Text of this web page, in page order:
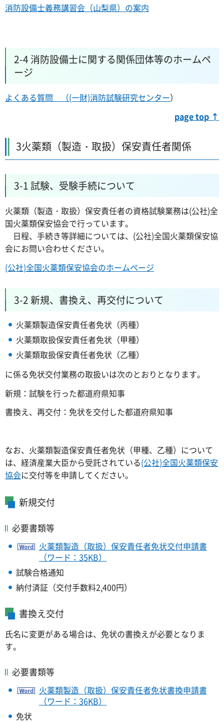
消防設備士義務講習会（山梨県）の案内
2-4 消防設備士に関する関係団体等のホームペ
ージ
よくある質問 （(一財)消防試験研究センター）
page top ↑
3火薬類（製造・取扱）保安責任者関係
3-1 試験、受験手続について
火薬類（製造・取扱）保安責任者の資格試験業務は(公社)全
国火薬類保安協会で行っています。
日程、手続き等詳細については、(公社)全国火薬類保安協
会にお問い合わせください。
(公社)全国火薬類保安協会のホームページ
3-2 新規、書換え、再交付について
火薬類製造保安責任者免状（丙種）
火薬類取扱保安責任者免状（甲種）
火薬類取扱保安責任者免状（乙種）
に係る免状交付業務の取扱いは次のとおりとなります。
新規：試験を行った都道府県知事
書換え、再交付：免状を交付した都道府県知事
なお、火薬類製造保安責任者免状（甲種、乙種）について
は、経済産業大臣から受託されている(公社)全国火薬類保安
協会に交付等を申請してください。
新規交付
必要書類等
火薬類製造（取扱）保安責任者免状交付申請書
（ワード：35KB）
試験合格通知
納付済証（交付手数料2,400円）
書換え交付
氏名に変更がある場合は、免状の書換えが必要となりま
す。
必要書類等
火薬類製造（取扱）保安責任者免状書換申請書
（ワード：36KB）
免状